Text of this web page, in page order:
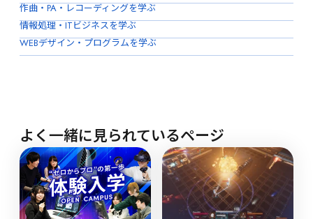
作曲・PA・レコーディングを学ぶ
情報処理・ITビジネスを学ぶ
WEBデザイン・プログラムを学ぶ
よく一緒に見られているページ